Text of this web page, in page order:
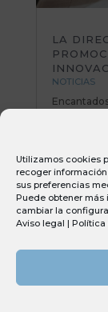
Utilizamos cookies
recoger
sus preferencias
Puede obtener más
cambiar la
Aviso legal | Política
LA
NOTICIAS
poniendo
muy